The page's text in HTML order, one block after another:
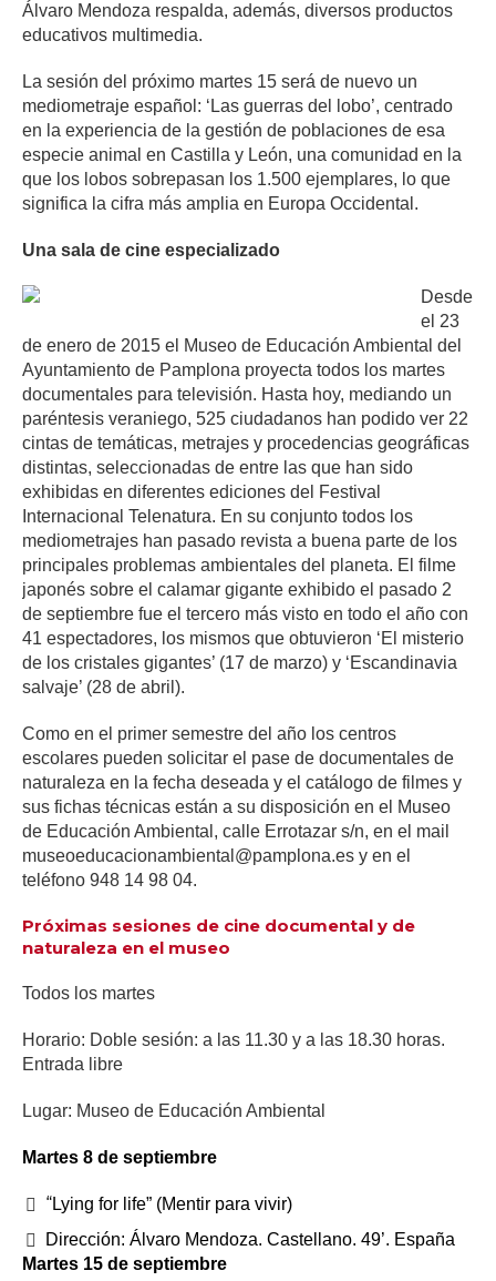
Álvaro Mendoza respalda, además, diversos productos
educativos multimedia.
La sesión del próximo martes 15 será de nuevo un
mediometraje español: ‘Las guerras del lobo’, centrado
en la experiencia de la gestión de poblaciones de esa
especie animal en Castilla y León, una comunidad en la
que los lobos sobrepasan los 1.500 ejemplares, lo que
significa la cifra más amplia en Europa Occidental.
Una sala de cine especializado
Desde
el 23
de enero de 2015 el Museo de Educación Ambiental del
Ayuntamiento de Pamplona proyecta todos los martes
documentales para televisión. Hasta hoy, mediando un
paréntesis veraniego, 525 ciudadanos han podido ver 22
cintas de temáticas, metrajes y procedencias geográficas
distintas, seleccionadas de entre las que han sido
exhibidas en diferentes ediciones del Festival
Internacional Telenatura. En su conjunto todos los
mediometrajes han pasado revista a buena parte de los
principales problemas ambientales del planeta. El filme
japonés sobre el calamar gigante exhibido el pasado 2
de septiembre fue el tercero más visto en todo el año con
41 espectadores, los mismos que obtuvieron ‘El misterio
de los cristales gigantes’ (17 de marzo) y ‘Escandinavia
salvaje’ (28 de abril).
Como en el primer semestre del año los centros
escolares pueden solicitar el pase de documentales de
naturaleza en la fecha deseada y el catálogo de filmes y
sus fichas técnicas están a su disposición en el Museo
de Educación Ambiental, calle Errotazar s/n, en el mail
museoeducacionambiental@pamplona.es y en el
teléfono 948 14 98 04.
Próximas sesiones de cine documental y de
naturaleza en el museo
Todos los martes
Horario: Doble sesión: a las 11.30 y a las 18.30 horas.
Entrada libre
Lugar: Museo de Educación Ambiental
Martes 8 de septiembre
“Lying for life” (Mentir para vivir)
Dirección: Álvaro Mendoza. Castellano. 49’. España
Martes 15 de septiembre